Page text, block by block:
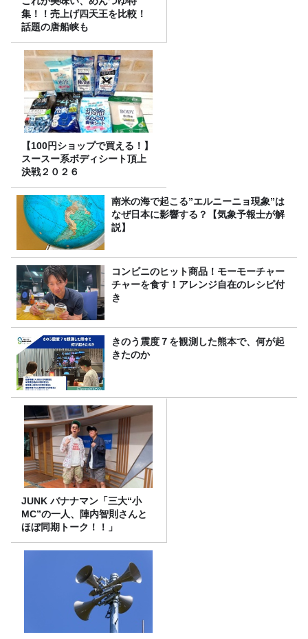
集！！売上げ四天王を比較！
話題の唐船峡も
【100円ショップで買える！】
スースー系ボディシート頂上
決戦２０２６
南米の海で起こる”エルニーニョ現象”は
なぜ日本に影響する？【気象予報士が解
説】
コンビニのヒット商品！モーモーチャー
チャーを食す！アレンジ自在のレシピ付
き
きのう震度７を観測した熊本で、何が起
きたのか
JUNK バナナマン「三大“小
MC”の一人、陣内智則さんと
ほぼ同期トーク！！」